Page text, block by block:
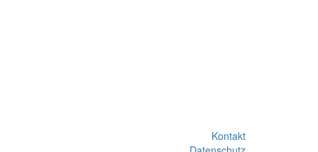
Kontakt